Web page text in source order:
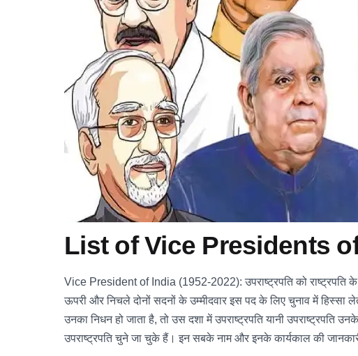
List of Vice Presidents
Vice President of India (1952-2022): उपराष्ट्रपति को राष्ट्रपति के
ऊपरी और निचले दोनों सदनों के उम्मीदवार इस पद के लिए चुनाव में हिस्सा
उनका निधन हो जाता है, तो उस दशा में उपराष्ट्रपति यानी
उपराष्ट्रपति चुने जा चुके हैं। इन सबके नाम और इनके कार्यकाल की